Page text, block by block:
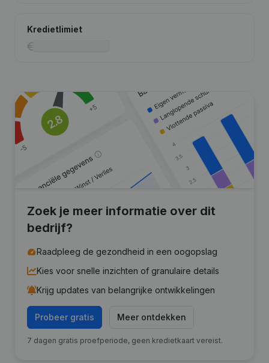
Kredietlimiet
Zoek je meer informatie over dit
bedrijf?
Raadpleeg de gezondheid in een oogopslag
Kies voor snelle inzichten of granulaire details
Krijg updates van belangrijke ontwikkelingen
Probeer gratis Meer ontdekken
7 dagen gratis proefperiode, geen kredietkaart vereist.